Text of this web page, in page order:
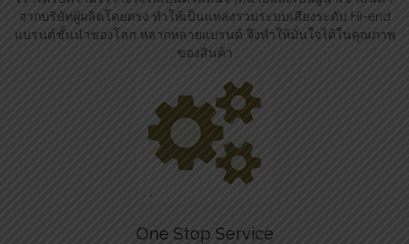
จากบริษัทผู้ผลิตโดยตรง ทำให้เป็นแหล่งรวมระบบเสียงระดับ Hi-end
แบรนด์ชั้นนำของโลก หลากหลายแบรนด์ จึงทำให้มั่นใจได้ในคุณภาพ
ของสินค้า
One Stop Service